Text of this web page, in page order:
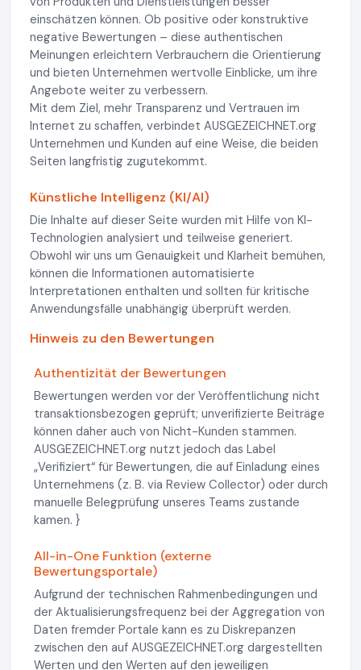
einschätzen können. Ob positive oder konstruktive
negative Bewertungen – diese authentischen
Meinungen erleichtern Verbrauchern die Orientierung
und bieten Unternehmen wertvolle Einblicke, um ihre
Angebote weiter zu verbessern.
Mit dem Ziel, mehr Transparenz und Vertrauen im
Internet zu schaffen, verbindet AUSGEZEICHNET.org
Unternehmen und Kunden auf eine Weise, die beiden
Seiten langfristig zugutekommt.
Künstliche Intelligenz (KI/AI)
Die Inhalte auf dieser Seite wurden mit Hilfe von KI-
Technologien analysiert und teilweise generiert.
Obwohl wir uns um Genauigkeit und Klarheit bemühen,
können die Informationen automatisierte
Interpretationen enthalten und sollten für kritische
Anwendungsfälle unabhängig überprüft werden.
Hinweis zu den Bewertungen
Authentizität der Bewertungen
Bewertungen werden vor der Veröffentlichung nicht
transaktionsbezogen geprüft; unverifizierte Beiträge
können daher auch von Nicht-Kunden stammen.
AUSGEZEICHNET.org nutzt jedoch das Label
„Verifiziert“ für Bewertungen, die auf Einladung eines
Unternehmens (z. B. via Review Collector) oder durch
manuelle Belegprüfung unseres Teams zustande
kamen. }
All-in-One Funktion (externe
Bewertungsportale)
Aufgrund der technischen Rahmenbedingungen und
der Aktualisierungsfrequenz bei der Aggregation von
Daten fremder Portale kann es zu Diskrepanzen
zwischen den auf AUSGEZEICHNET.org dargestellten
Werten und den Werten auf den jeweiligen